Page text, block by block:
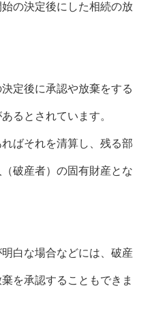
の決定後にした相続の放
定後に承認や放棄をする
るとされています。
ばそれを清算し、残る部
破産者）の固有財産とな
白な場合などには、破産
を承認することもできま